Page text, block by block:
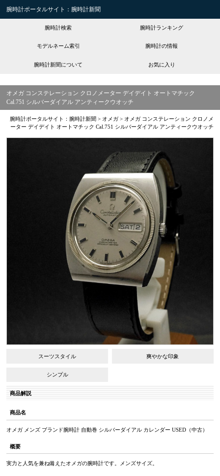
腕時計ポータルサイト：腕時計新聞
腕時計検索 腕時計ランキング
モデルネーム索引 腕時計の情報
腕時計新聞について お気に入り
オメガ コンステレーション クロノメーター デイデイト オートマチック
Cal.751 シルバーダイアル アンティークウオッチ
腕時計ポータルサイト：腕時計新聞 > オメガ> オメガ コンステレーション クロノメ
ーター デイデイト オートマチック Cal.751 シルバーダイアル アンティークウオッチ
スーツスタイル 爽やかな印象
シンプル
商品解説
商品名
オメガ メンズ ブランド腕時計 自動巻 シルバーダイアル カレンダー USED（中古）
概要
実力と人気を兼ね備えたオメガの腕時計です。メンズサイズ。